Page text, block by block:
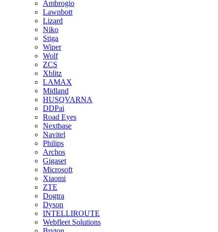
Ambrogio
Lawnbott
Lizard
Niko
Stiga
Wiper
Wolf
ZCS
Xblitz
LAMAX
Midland
HUSQVARNA
DDPai
Road Eyes
Nextbase
Navitel
Philips
Archos
Gigaset
Microsoft
Xiaomi
ZTE
Dogtra
Dyson
INTELLIROUTE
Webfleet Solutions